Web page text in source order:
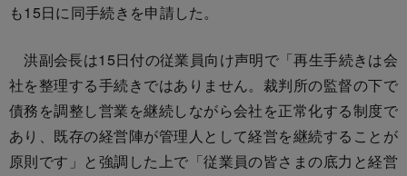
も15日に同手続きを申請した。
洪副会長は15日付の従業員向け声明で「再生手続きは会
社を整理する手続きではありません。裁判所の監督の下で
債務を調整し営業を継続しながら会社を正常化する制度で
あり、既存の経営陣が管理人として経営を継続することが
原則です」と強調した上で「従業員の皆さまの底力と経営